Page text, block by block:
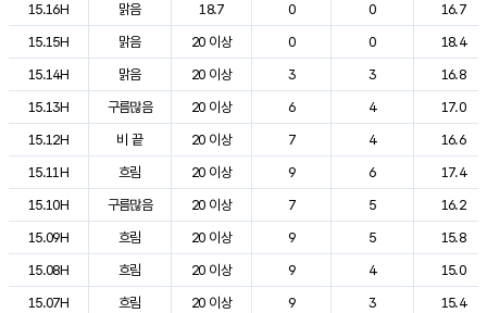
15.16H
맑음 18.7 0 0
16.7
15.15H
맑음 20 이상 0 0
18.4
15.14H
맑음 20 이상 3 3
16.8
15.13H
구름많음 20 이상 6 4
17.0
15.12H
비 끝 20 이상 7 4
16.6
15.11H
흐림 20 이상 9 6
17.4
15.10H
구름많음 20 이상 7 5
16.2
15.09H
흐림 20 이상 9 5
15.8
15.08H
흐림 20 이상 9 4
15.0
15.07H
흐림 20 이상 9 3
15.4